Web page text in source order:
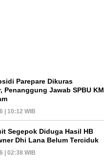
Parepare Dikuras
Penanggung Jawab SPBU KM
| 10:12 WIB
Segepok Diduga Hasil HB
Dhi Lana Belum Terciduk
| 02:38 WIB